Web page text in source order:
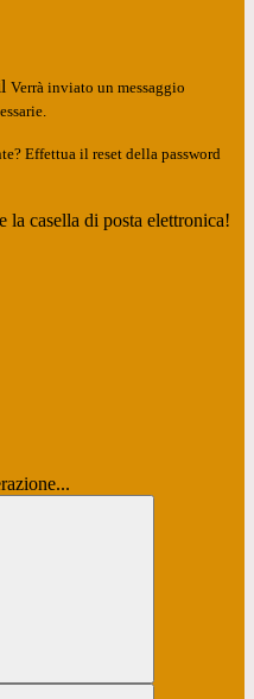
Verrà inviato un messaggio
Effettua il reset della password
casella di posta elettronica!